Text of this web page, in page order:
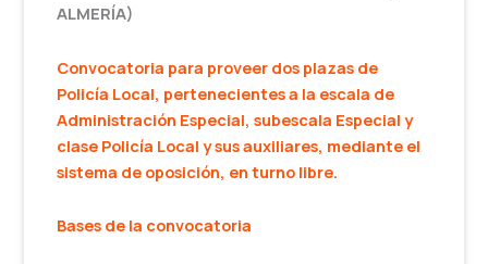
ALMERÍA)
Convocatoria para proveer dos plazas de
Policía Local, pertenecientes a la escala de
Administración Especial, subescala Especial y
clase Policía Local y sus auxiliares, mediante el
sistema de oposición, en turno libre.
Bases de la convocatoria